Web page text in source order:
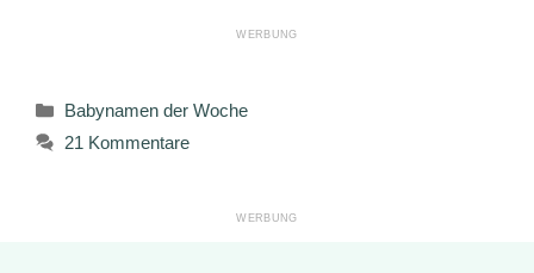
Kategorien
Babynamen der Woche
21 Kommentare